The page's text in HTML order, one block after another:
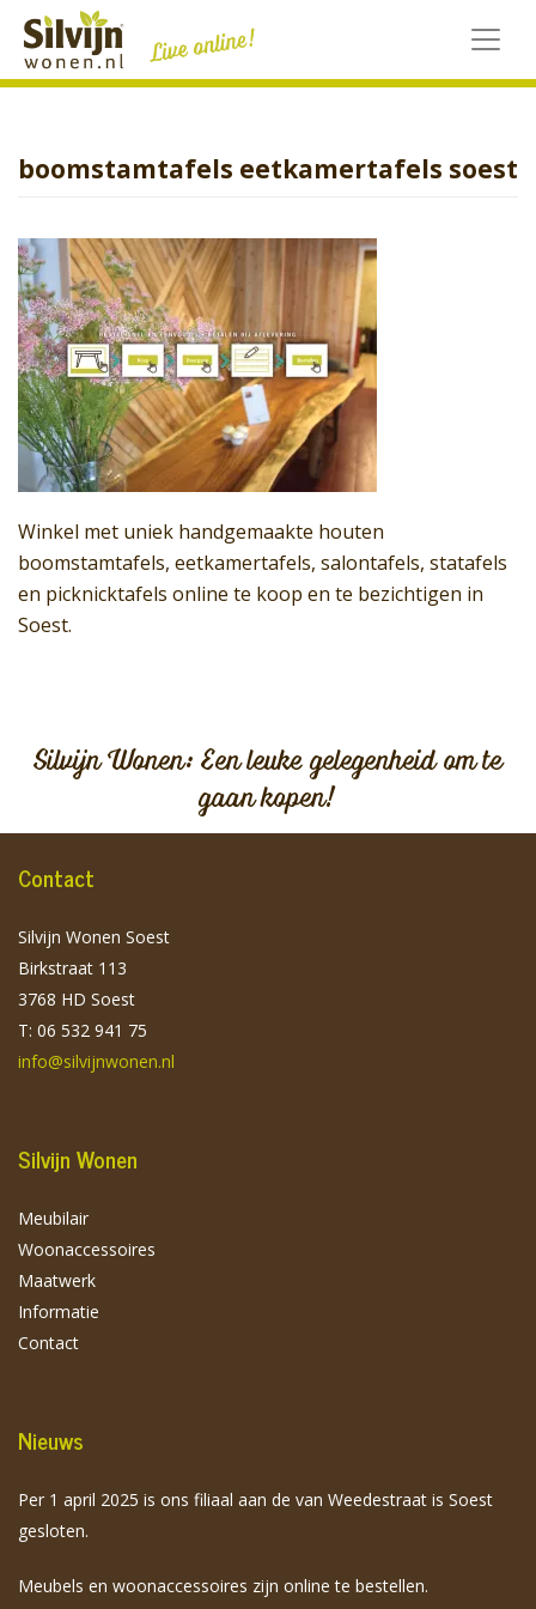
Skip
content
boomstamtafels eetkamertafels soest
Winkel met uniek handgemaakte houten
boomstamtafels, eetkamertafels, salontafels, statafels
en picknicktafels online te koop en te bezichtigen in
Soest.
Silvijn Wonen: Een leuke gelegenheid om te
gaan kopen!
Contact
Silvijn Wonen Soest
Birkstraat 113
3768 HD Soest
T: 06 532 941 75
info@silvijnwonen.nl
Silvijn Wonen
Meubilair
Woonaccessoires
Maatwerk
Informatie
Contact
Nieuws
Per 1 april 2025 is ons filiaal aan de van Weedestraat is Soest
gesloten.
Meubels en woonaccessoires zijn online te bestellen.